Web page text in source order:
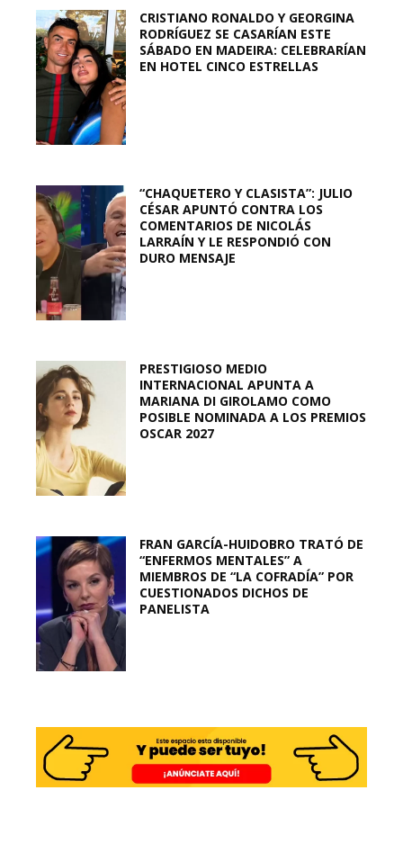
CRISTIANO RONALDO Y GEORGINA
RODRÍGUEZ SE CASARÍAN ESTE
SÁBADO EN MADEIRA: CELEBRARÍAN
EN HOTEL CINCO ESTRELLAS
“CHAQUETERO Y CLASISTA”: JULIO
CÉSAR APUNTÓ CONTRA LOS
COMENTARIOS DE NICOLÁS
LARRAÍN Y LE RESPONDIÓ CON
DURO MENSAJE
PRESTIGIOSO MEDIO
INTERNACIONAL APUNTA A
MARIANA DI GIROLAMO COMO
POSIBLE NOMINADA A LOS PREMIOS
OSCAR 2027
FRAN GARCÍA-HUIDOBRO TRATÓ DE
“ENFERMOS MENTALES” A
MIEMBROS DE “LA COFRADÍA” POR
CUESTIONADOS DICHOS DE
PANELISTA